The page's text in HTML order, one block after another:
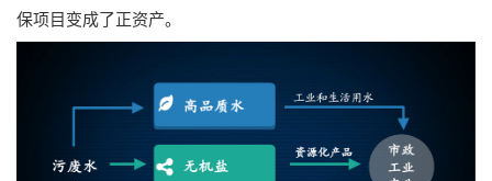
保项目变成了正资产。